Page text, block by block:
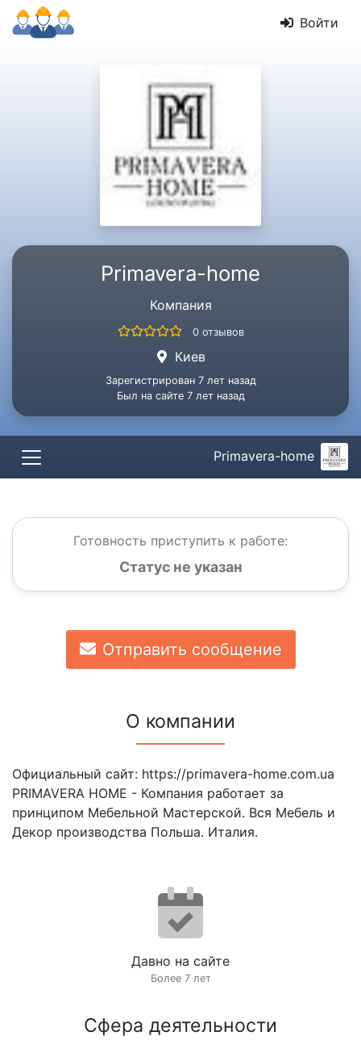
Войти
Primavera-home
Компания
0 отзывов
Киев
Зарегистрирован 7 лет назад
Был на сайте 7 лет назад
Primavera-home
Готовность приступить к работе:
Статус не указан
Отправить сообщение
О компании
Официальный сайт: https://primavera-home.com.ua
PRIMAVERA HOME - Компания работает за
принципом Мебельной Мастерской. Вся Мебель и
Декор производства Польша. Италия.
Давно на сайте
Более 7 лет
Сфера деятельности